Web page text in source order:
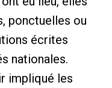
ponctuelles ou
écrites
nationales.
impliqué les